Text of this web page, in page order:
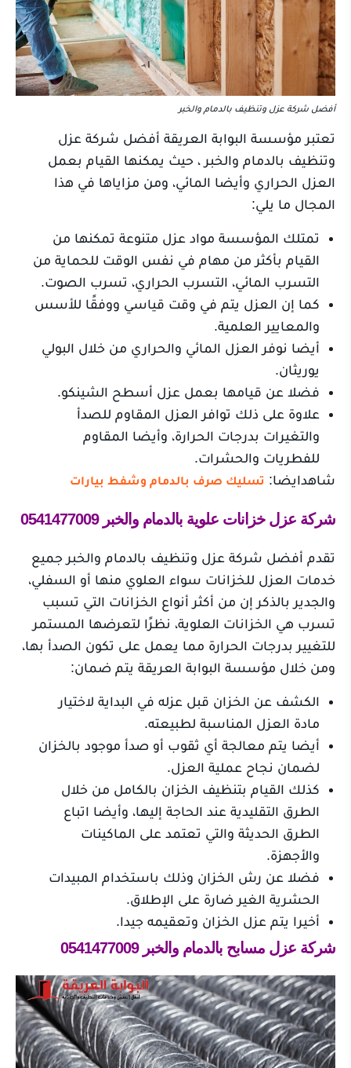
أفضل شركة عزل وتنظيف بالدمام والخبر
تعتبر مؤسسة البوابة العريقة أفضل شركة عزل
وتنظيف بالدمام والخبر ، حيث يمكنها القيام بعمل
العزل الحراري وأيضا المائي، ومن مزاياها في هذا
المجال ما يلي:
تمتلك المؤسسة مواد عزل متنوعة تمكنها من
القيام بأكثر من مهام في نفس الوقت للحماية من
التسرب المائي، التسرب الحراري، تسرب الصوت.
كما إن العزل يتم في وقت قياسي ووفقًا للأسس
والمعايير العلمية.
أيضا نوفر العزل المائي والحراري من خلال البولي
يوريثان.
فضلا عن قيامها بعمل عزل أسطح الشينكو.
علاوة على ذلك توافر العزل المقاوم للصدأ
والتغيرات بدرجات الحرارة، وأيضا المقاوم
للفطريات والحشرات.
شاهدايضا: تسليك صرف بالدمام وشفط بيارات
شركة عزل خزانات علوية بالدمام والخبر 0541477009
تقدم أفضل شركة عزل وتنظيف بالدمام والخبر جميع
خدمات العزل للخزانات سواء العلوي منها أو السفلي،
والجدير بالذكر إن من أكثر أنواع الخزانات التي تسبب
تسرب هي الخزانات العلوية، نظرًا لتعرضها المستمر
للتغيير بدرجات الحرارة مما يعمل على تكون الصدأ بها،
ومن خلال مؤسسة البوابة العريقة يتم ضمان:
الكشف عن الخزان قبل عزله في البداية لاختيار
مادة العزل المناسبة لطبيعته.
أيضا يتم معالجة أي ثقوب أو صدأ موجود بالخزان
لضمان نجاح عملية العزل.
كذلك القيام بتنظيف الخزان بالكامل من خلال
الطرق التقليدية عند الحاجة إليها، وأيضا اتباع
الطرق الحديثة والتي تعتمد على الماكينات
والأجهزة.
فضلا عن رش الخزان وذلك باستخدام المبيدات
الحشرية الغير ضارة على الإطلاق.
أخيرا يتم عزل الخزان وتعقيمه جيدا.
شركة عزل مسابح بالدمام والخبر0541477009